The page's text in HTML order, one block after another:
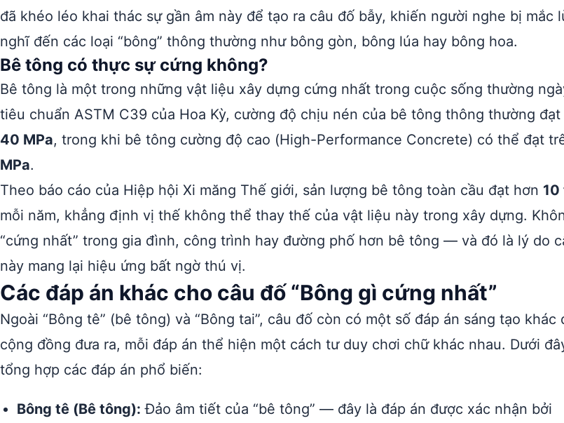
đã khéo léo khai thác sự gần âm này để tạo ra câu đố bẫy, khiến người nghe bị mắc
nghĩ đến các loại “bông” thông thường như bông gòn, bông lúa hay bông hoa.
Bê tông có thực sự cứng không?
Bê tông là một trong những vật liệu xây dựng cứng nhất trong cuộc sống thường
tiêu chuẩn ASTM C39 của Hoa Kỳ, cường độ chịu nén của bê tông thông thường
40 MPa, trong khi bê tông cường độ cao (High-Performance Concrete) có thể đạt
MPa.
Theo báo cáo của Hiệp hội Xi măng Thế giới, sản lượng bê tông toàn cầu đạt hơn
mỗi năm, khẳng định vị thế không thể thay thế của vật liệu này trong xây dựng.
“cứng nhất” trong gia đình, công trình hay đường phố hơn bê tông — và đó là lý do
này mang lại hiệu ứng bất ngờ thú vị.
Các đáp án khác cho câu đố “Bông gì cứng nhất”
Ngoài “Bông tê” (bê tông) và “Bông tai”, câu đố còn có một số đáp án sáng tạo khác
cộng đồng đưa ra, mỗi đáp án thể hiện một cách tư duy chơi chữ khác nhau. Dưới
tổng hợp các đáp án phổ biến:
Bông tê (Bê tông): Đảo âm tiết của “bê tông” — đây là đáp án được xác nhận bởi